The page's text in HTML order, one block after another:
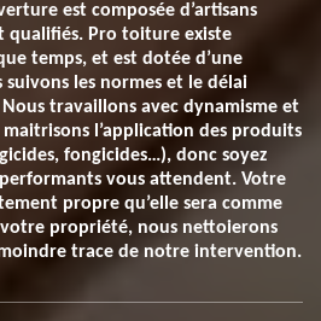
est composée d’artisans
qualifiés. Pro toiture existe
temps, et est dotée d’une
les normes et le délai
travaillons avec dynamisme et
l’application des produits
fongicides…), donc soyez
vous attendent. Votre
propre qu’elle sera comme
propriété, nous nettoierons
trace de notre intervention.